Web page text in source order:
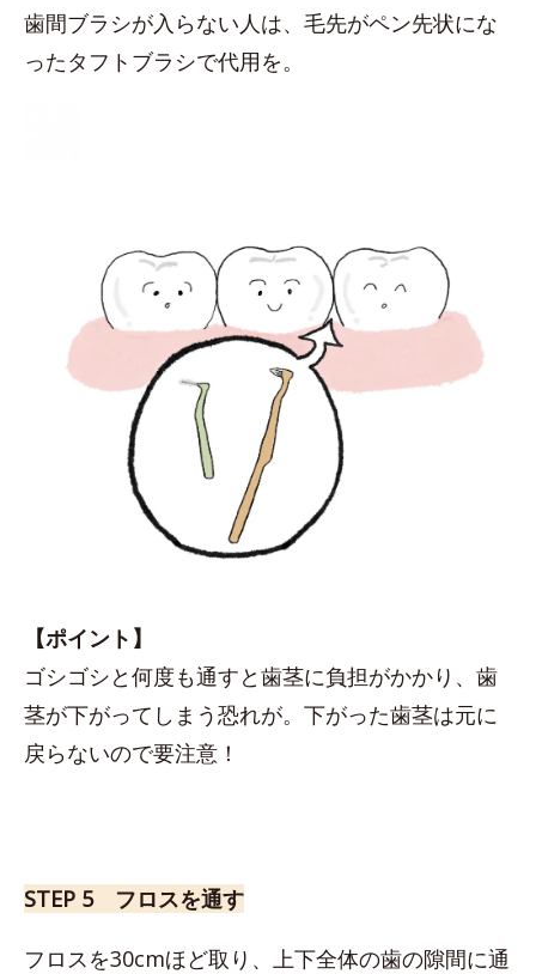
歯間ブラシが入らない人は、毛先がペン先状にな
ったタフトブラシで代用を。
【ポイント】
ゴシゴシと何度も通すと歯茎に負担がかかり、歯
茎が下がってしまう恐れが。下がった歯茎は元に
戻らないので要注意！
STEP 5 フロスを通す
フロスを30cmほど取り、上下全体の歯の隙間に通